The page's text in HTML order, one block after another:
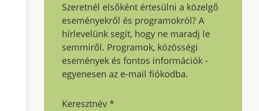
Szeretnél elsőként értesülni a közelgő
eseményekről és programokról? A
hírlevelünk segít, hogy ne maradj le
semmiről. Programok, közösségi
események és fontos információk -
egyenesen az e-mail fiókodba.
Keresztnév*